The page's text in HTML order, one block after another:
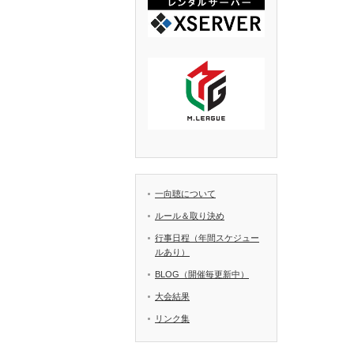
一向聴について
ルール＆取り決め
行事日程（年間スケジュー
ルあり）
BLOG（開催毎更新中）
大会結果
リンク集